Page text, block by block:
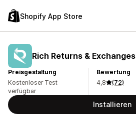
Shopify App Store
Rich Returns & Exchanges
Preisgestaltung
Kostenloser Test
verfügbar
Bewertung
4,8
(72)
Installieren